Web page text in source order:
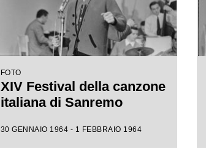
FOTO
XIV Festival della canzone
italiana di Sanremo
30 GENNAIO 1964 - 1 FEBBRAIO 1964